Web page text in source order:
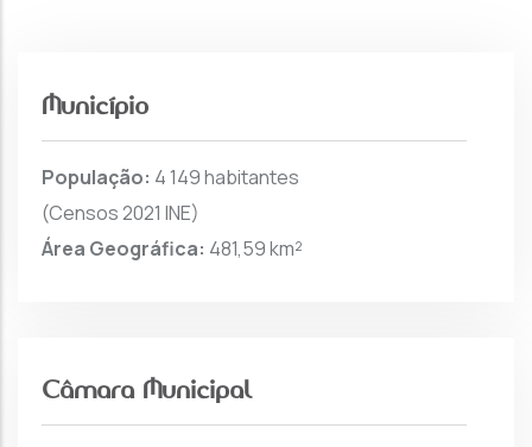
Município
População: 4 149 habitantes
(Censos 2021 INE)
Área Geográfica: 481,59 km²
Câmara Municipal